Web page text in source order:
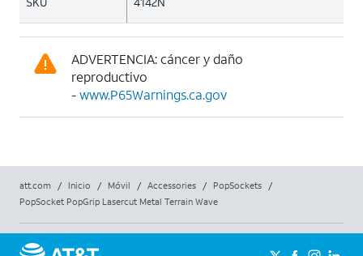
ADVERTENCIA: cáncer y daño
reproductivo
-www.P65Warnings.ca.gov
att.com / Inicio / Móvil / Accessories / PopSockets
/
PopSocket PopGrip Lasercut Metal Terrain Wave